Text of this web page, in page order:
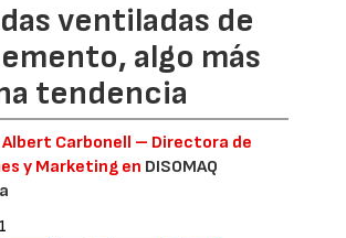
ventiladas de
algo más
tendencia
Carbonell – Directora de
y Marketing en DISOMAQ